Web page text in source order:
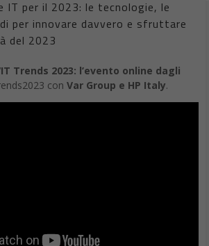
per sincronizzare i tuoi file, guardare
di sonno, stare al passo con le
Dopo aver proposto una lista delle
seguito una lista delle migliori e più utili
Play Store ha da offrire, le app
anzi quelle essenziali.